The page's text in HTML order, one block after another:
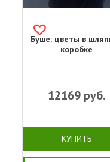
Буше: цветы в
коробке
12169руб.
КУПИТЬ